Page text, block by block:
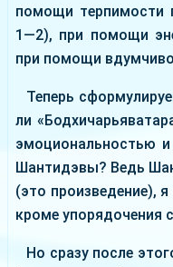
помощи терпимости
1—2), при помощи
при помощи
Теперь
ли
эмоциональностью и
Шантидэвы? Ведь
(это произведение),
кроме упорядочения
Но сразу после